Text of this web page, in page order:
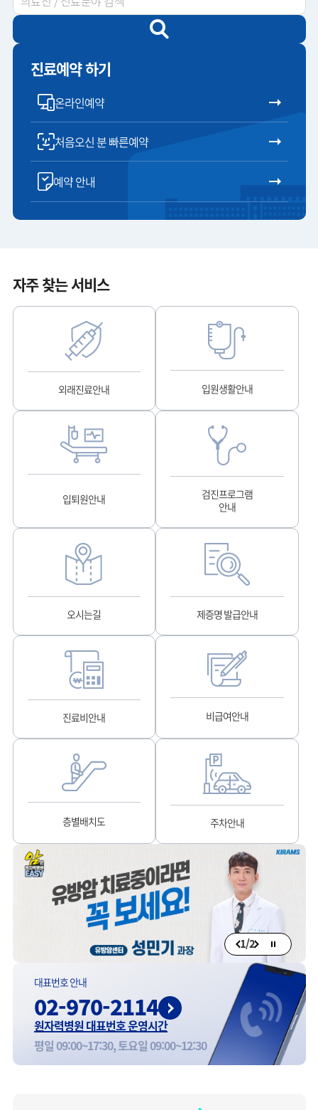
진료예약 하기
온라인예약
처음오신 분 빠른예약
예약 안내
자주 찾는 서비스
외래진료안내 입원생활안내
입퇴원안내
검진프로그램
안내
오시는길 제증명 발급안내
진료비안내 비급여안내
층별배치도 주차안내
1/2
대표번호 안내
02-970-2114
원자력병원 대표번호 운영시간
평일 09:00~17:30, 토요일 09:00~12:30